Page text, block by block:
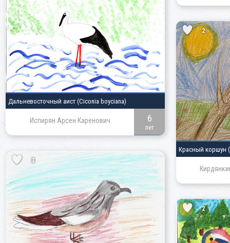
Дальневосточный аист (Ciconia boyciana)
Испирян Арсен Каренович 6
лет
2
Красный коршун
3
2